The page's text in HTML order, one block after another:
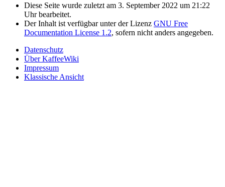
Diese Seite wurde zuletzt am 3. September 2022 um 21:22
Uhr bearbeitet.
Der Inhalt ist verfügbar unter der Lizenz GNU Free
Documentation License 1.2, sofern nicht anders angegeben.
Datenschutz
Über KaffeeWiki
Impressum
Klassische Ansicht